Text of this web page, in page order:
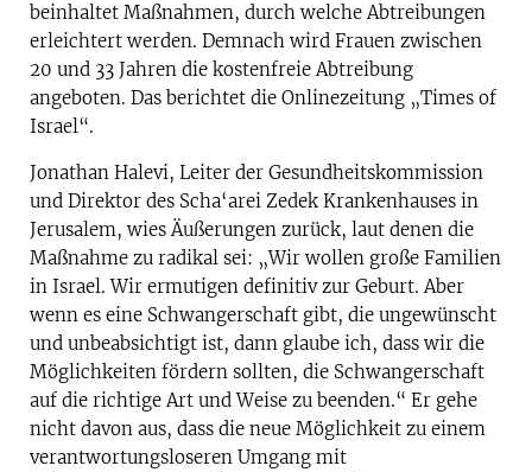
beinhaltet Maßnahmen, durch welche Abtreibungen
erleichtert werden. Demnach wird Frauen zwischen
20 und 33 Jahren die kostenfreie Abtreibung
angeboten. Das berichtet die Onlinezeitung „Times of
Israel“.
Jonathan Halevi, Leiter der Gesundheitskommission
und Direktor des Scha‘arei Zedek Krankenhauses in
Jerusalem, wies Äußerungen zurück, laut denen die
Maßnahme zu radikal sei: „Wir wollen große Familien
in Israel. Wir ermutigen definitiv zur Geburt. Aber
wenn es eine Schwangerschaft gibt, die ungewünscht
und unbeabsichtigt ist, dann glaube ich, dass wir die
Möglichkeiten fördern sollten, die Schwangerschaft
auf die richtige Art und Weise zu beenden.“ Er gehe
nicht davon aus, dass die neue Möglichkeit zu einem
verantwortungsloseren Umgang mit